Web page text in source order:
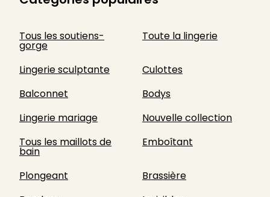
Tous les soutiens-
gorge
Toute la lingerie
Lingerie sculptante
Culottes
Balconnet
Bodys
Lingerie mariage
Nouvelle collection
Tous les maillots de
bain
Emboîtant
Plongeant
Brassière